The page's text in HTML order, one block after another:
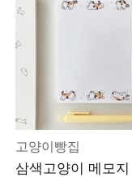
고양이빵집
삼색고양이 메모지